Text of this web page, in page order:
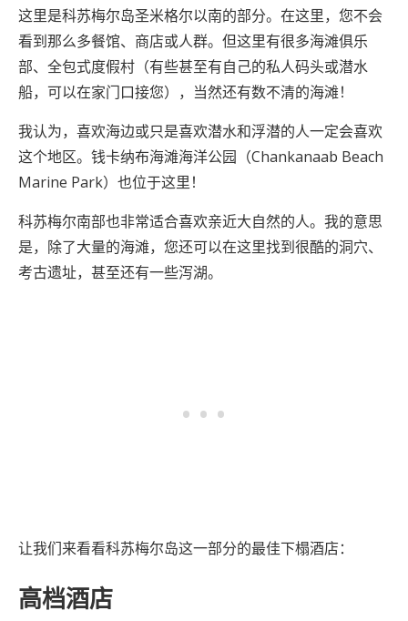
这里是科苏梅尔岛圣米格尔以南的部分。在这里，您不会
看到那么多餐馆、商店或人群。但这里有很多海滩俱乐
部、全包式度假村（有些甚至有自己的私人码头或潜水
船，可以在家门口接您），当然还有数不清的海滩！
我认为，喜欢海边或只是喜欢潜水和浮潜的人一定会喜欢
这个地区。钱卡纳布海滩海洋公园（Chankanaab Beach
Marine Park）也位于这里！
科苏梅尔南部也非常适合喜欢亲近大自然的人。我的意思
是，除了大量的海滩，您还可以在这里找到很酷的洞穴、
考古遗址，甚至还有一些泻湖。
让我们来看看科苏梅尔岛这一部分的最佳下榻酒店：
高档酒店